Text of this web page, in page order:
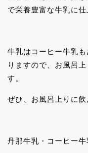
で栄養豊富な牛乳に仕
牛乳はコーヒー牛乳
りますので、お風呂
す。
ぜひ、お風呂上りに飲
丹那牛乳・コーヒ